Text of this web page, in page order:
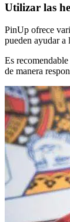
Utilizar las
PinUp ofrece
pueden ayudar a
Es
de manera